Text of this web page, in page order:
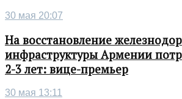
30 мая 20:07
На восстановление
инфраструктуры Армении
2-3 лет: вице-премьер
30 мая 13:11